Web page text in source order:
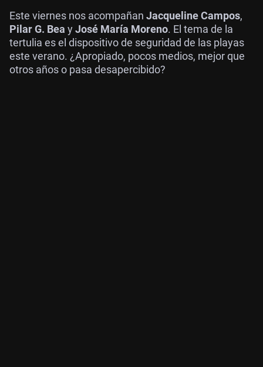
Este viernes nos acompañan Jacqueline Campos,
Pilar G. Bea yJosé María Moreno. El tema de la
tertulia es el dispositivo de seguridad de las playas
este verano. ¿Apropiado, pocos medios, mejor que
otros años o pasa desapercibido?